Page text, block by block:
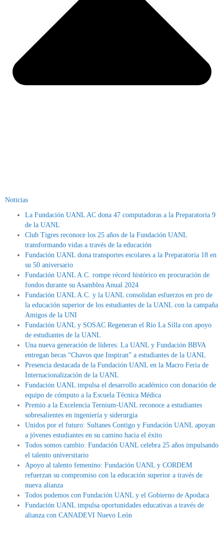
Noticias
La Fundación UANL AC dona 47 computadoras a la Preparatoria 9
de la UANL
Club Tigres reconoce los 25 años de la Fundación UANL
transformando vidas a través de la educación
Fundación UANL dona transportes escolares a la Preparatoria 18 en
su 50 aniversario
Fundación UANL A.C. rompe récord histórico en procuración de
fondos durante su Asamblea Anual 2024
Fundación UANL A.C. y la UANL consolidan esfuerzos en pro de
la educación superior de los estudiantes de la UANL con la campaña
Amigos de la UNI
Fundación UANL y SOSAC Regeneran el Río La Silla con apoyo
de estudiantes de la UANL
Una nueva generación de líderes: La UANL y Fundación BBVA
entregan becas “Chavos que Inspiran” a estudiantes de la UANL
Presencia destacada de la Fundación UANL en la Macro Feria de
Internacionalización de la UANL
Fundación UANL impulsa el desarrollo académico con donación de
equipo de cómputo a la Escuela Técnica Médica
Premio a la Excelencia Ternium-UANL reconoce a estudiantes
sobresalientes en ingeniería y siderurgia
Unidos por el futuro: Sultanes Contigo y Fundación UANL apoyan
a jóvenes estudiantes en su camino hacia el éxito
Todos somos cambio: Fundación UANL celebra 25 años impulsando
el talento universitario
Apoyo al talento femenino: Fundación UANL y CORDEM
refuerzan su compromiso con la educación superior a través de
nueva alianza
Todos podemos con Fundación UANL y el Gobierno de Apodaca
Fundación UANL impulsa oportunidades educativas a través de
alianza con CANADEVI Nuevo León